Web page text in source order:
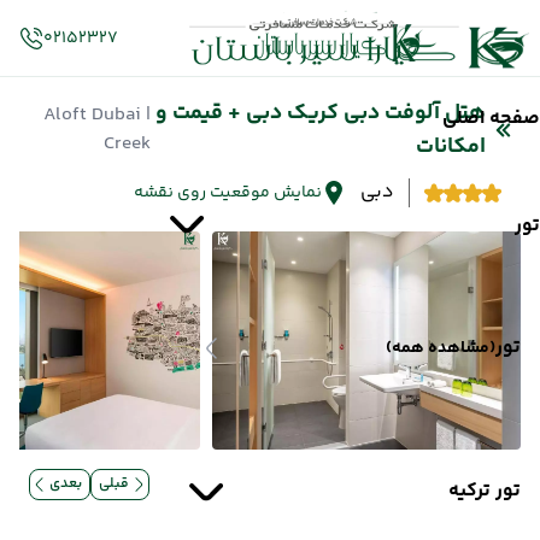
صفحه اصلی
تور
تور(مشاهده همه)
تور ترکیه
02152327
هتل آلوفت دبی کریک دبی + قیمت و
امکانات
| Aloft Dubai
Creek
دبی
نمایش موقعیت روی نقشه
قبلی بعدی